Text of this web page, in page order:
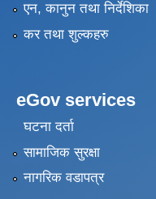
एन, कानुन तथा निर्देशिका
कर तथा शुल्कहरु
eGov services
घटना दर्ता
सामाजिक सुरक्षा
नागरिक वडापत्र